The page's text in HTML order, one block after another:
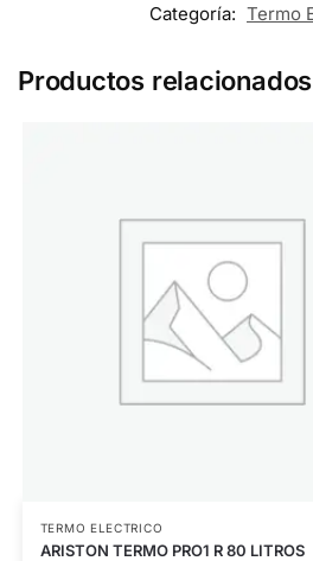
Categoría: Termo
Productos relacionados
TERMO ELECTRICO
ARISTON TERMO PRO1 R 80 LITROS